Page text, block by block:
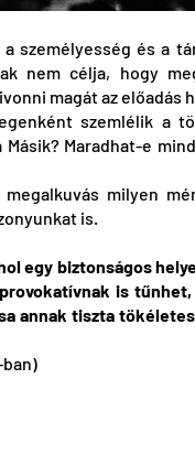
személyesség és a
nem célja, hogy
magát az előadás
szemlélik a
Maradhat-e
milyen
is.
egy biztonságos
is
annak tiszta